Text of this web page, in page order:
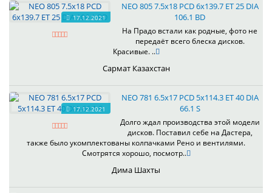
17.12.2021
NEO 805 7.5x18 PCD 6x139.7 ET 25 DIA
106.1 BD
На Прадо встали как родные, фото не
передаёт всего блеска дисков.
Красивые. ..
Сармат Казахстан
17.12.2021
NEO 781 6.5x17 PCD 5x114.3 ET 40 DIA
66.1 S
Долго ждал производства этой модели
дисков. Поставил себе на Дастера,
также было укомплектованы колпачками Рено и вентилями.
Смотрятся хорошо, посмотр..
Дима Шахты